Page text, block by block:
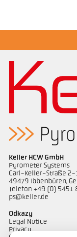
Keller HCW GmbH
Pyrometer Systems
Carl-Keller-Straße 2-
49479 Ibbenbüren,
Telefon +49 (0) 5451
ps@keller.de
Odkazy
Legal Notice
Privacy